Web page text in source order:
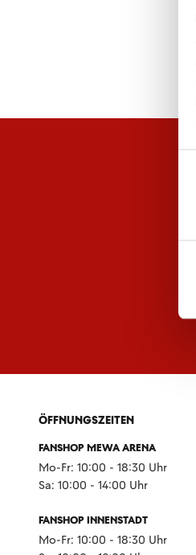
ÖFFNUNGSZEITEN
FANSHOP MEWA ARENA
Mo-Fr: 10:00 - 18:30 Uhr
Sa: 10:00 - 14:00 Uhr
FANSHOP INNENSTADT
Mo-Fr: 10:00 - 18:30 Uhr